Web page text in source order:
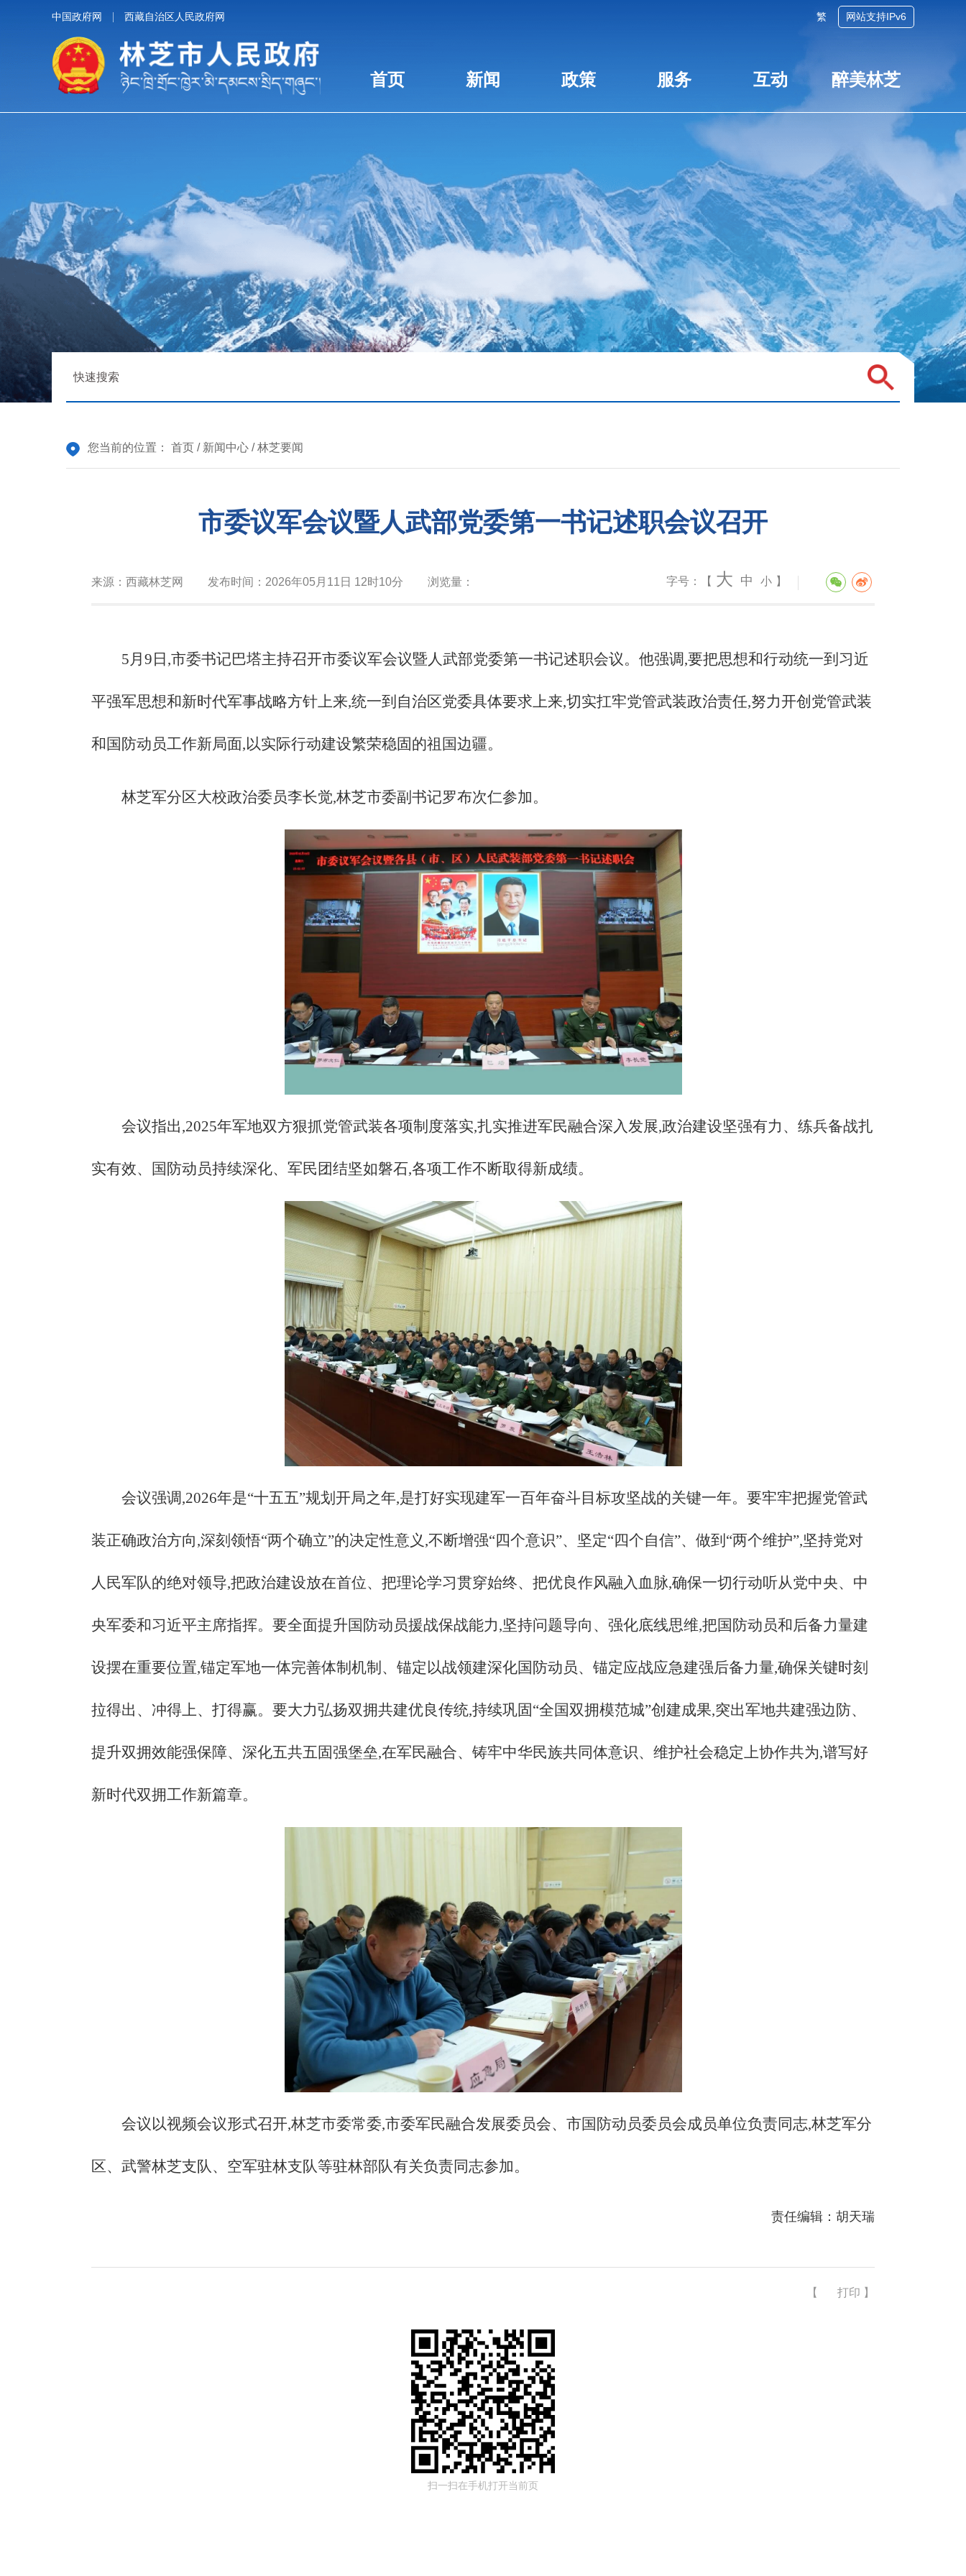
中国政府网 西藏自治区人民政府网 繁 网站支持IPv6
首页 新闻 政策 服务 互动 醉美林芝
您当前的位置： 首页 / 新闻中心 /林芝要闻
市委议军会议暨人武部党委第一书记述职会议召开
来源： 西藏林芝网 发布时间： 2026年05月11日 12时10分 浏览量： 字号：【 大 中 小 】
5月9日,市委书记巴塔主持召开市委议军会议暨人武部党委第一书记述职会议。他强调,要把思想和行动统一到习近
平强军思想和新时代军事战略方针上来,统一到自治区党委具体要求上来,切实扛牢党管武装政治责任,努力开创党管武装
和国防动员工作新局面,以实际行动建设繁荣稳固的祖国边疆。
林芝军分区大校政治委员李长觉,林芝市委副书记罗布次仁参加。
会议指出,2025年军地双方狠抓党管武装各项制度落实,扎实推进军民融合深入发展,政治建设坚强有力、练兵备战扎
实有效、国防动员持续深化、军民团结坚如磐石,各项工作不断取得新成绩。
会议强调,2026年是“十五五”规划开局之年,是打好实现建军一百年奋斗目标攻坚战的关键一年。要牢牢把握党管武
装正确政治方向,深刻领悟“两个确立”的决定性意义,不断增强“四个意识”、坚定“四个自信”、做到“两个维护”,坚持党对
人民军队的绝对领导,把政治建设放在首位、把理论学习贯穿始终、把优良作风融入血脉,确保一切行动听从党中央、中
央军委和习近平主席指挥。要全面提升国防动员援战保战能力,坚持问题导向、强化底线思维,把国防动员和后备力量建
设摆在重要位置,锚定军地一体完善体制机制、锚定以战领建深化国防动员、锚定应战应急建强后备力量,确保关键时刻
拉得出、冲得上、打得赢。要大力弘扬双拥共建优良传统,持续巩固“全国双拥模范城”创建成果,突出军地共建强边防、
提升双拥效能强保障、深化五共五固强堡垒,在军民融合、铸牢中华民族共同体意识、维护社会稳定上协作共为,谱写好
新时代双拥工作新篇章。
会议以视频会议形式召开,林芝市委常委,市委军民融合发展委员会、市国防动员委员会成员单位负责同志,林芝军分
区、武警林芝支队、空军驻林支队等驻林部队有关负责同志参加。
责任编辑：胡天瑞
【 打印 】
扫一扫在手机打开当前页